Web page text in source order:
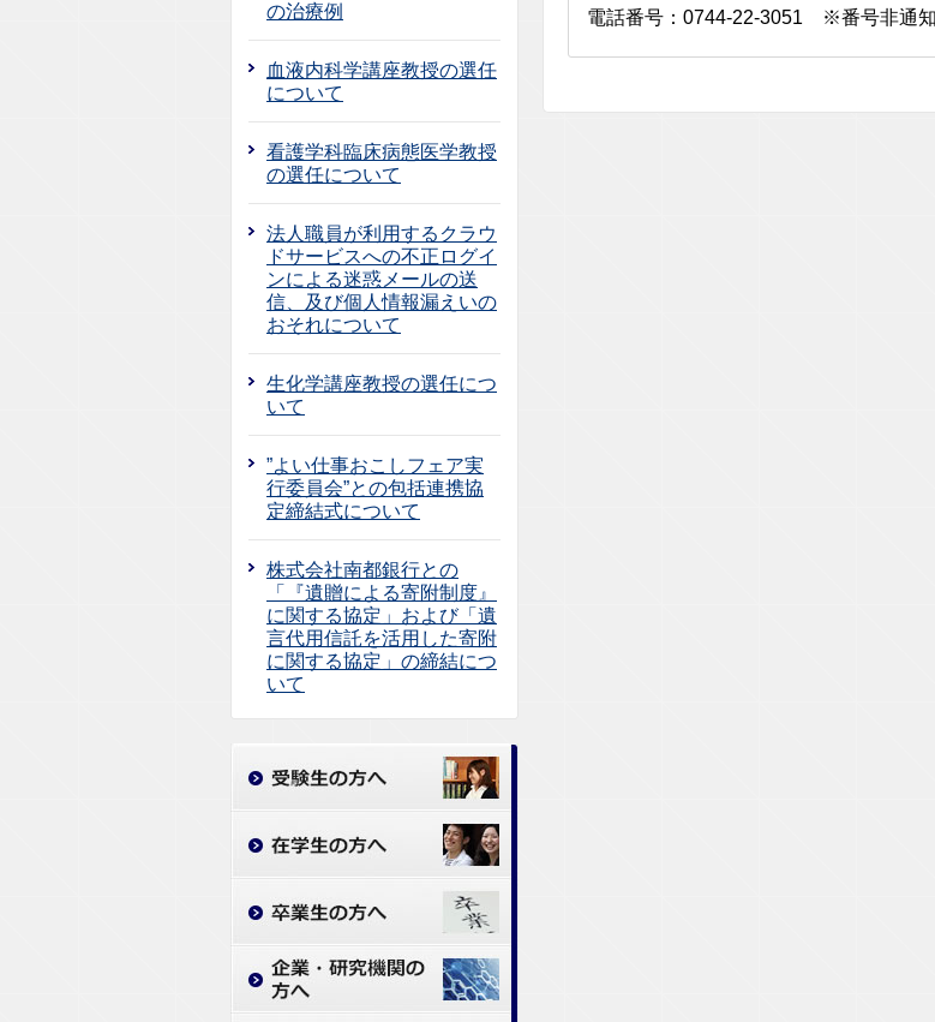
の治療例
血液内科学講座教授の選任
について
看護学科臨床病態医学教授
の選任について
法人職員が利用するクラウ
ドサービスへの不正ログイ
ンによる迷惑メールの送
信、及び個人情報漏えいの
おそれについて
生化学講座教授の選任につ
いて
”よい仕事おこしフェア実
行委員会”との包括連携協
定締結式について
株式会社南都銀行との
「『遺贈による寄附制度』
に関する協定」および「遺
言代用信託を活用した寄附
に関する協定」の締結につ
いて
電話番号：0744-22-3051 ※番号非通知